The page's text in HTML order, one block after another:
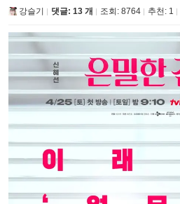
강슬기 댓글: 13 개 조회: 8764 추천: 1